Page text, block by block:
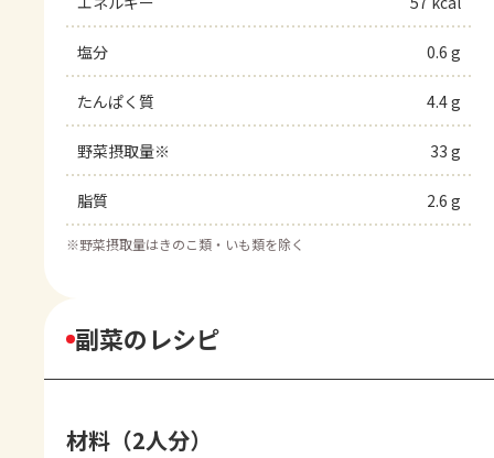
塩分 0.6 g
たんぱく質 4.4 g
野菜摂取量※ 33 g
脂質 2.6 g
※野菜摂取量はきのこ類・いも類を除く
副菜のレシピ
材料（2人分）